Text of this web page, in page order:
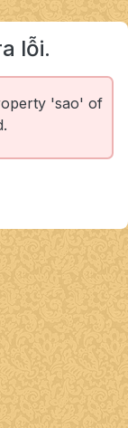
lỗi.
'sao' of